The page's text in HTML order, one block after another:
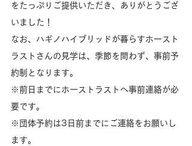
をたっぷりご提供いただき、ありがとうござ
いました！
なお、ハギノハイブリッドが暮らすホースト
ラストさんの見学は、季節を問わず、事前予
約制となります。
※前日までにホーストラストへ事前連絡が必
要です。
※団体予約は3日前までにご連絡をお願いし
ます。